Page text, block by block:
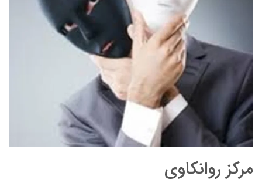
مرکز روانکاوی